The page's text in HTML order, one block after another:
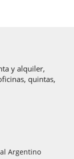
y alquiler,
quintas,
Argentino